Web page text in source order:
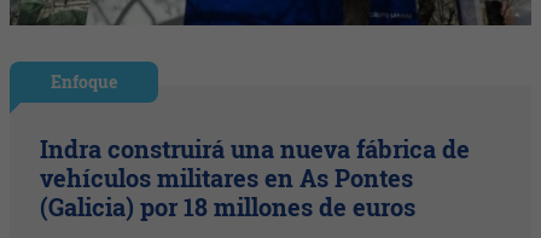
Enfoque
Indra construirá una nueva fábrica de
vehículos militares en As Pontes
(Galicia) por 18 millones de euros